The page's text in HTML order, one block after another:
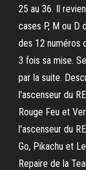
25 au 36. Il
cases P, M ou D
des 12 numéros
3 fois sa mise.
par la suite.
l'ascenseur du
Rouge Feu et
l'ascenseur du
Go, Pikachu et
Repaire de la